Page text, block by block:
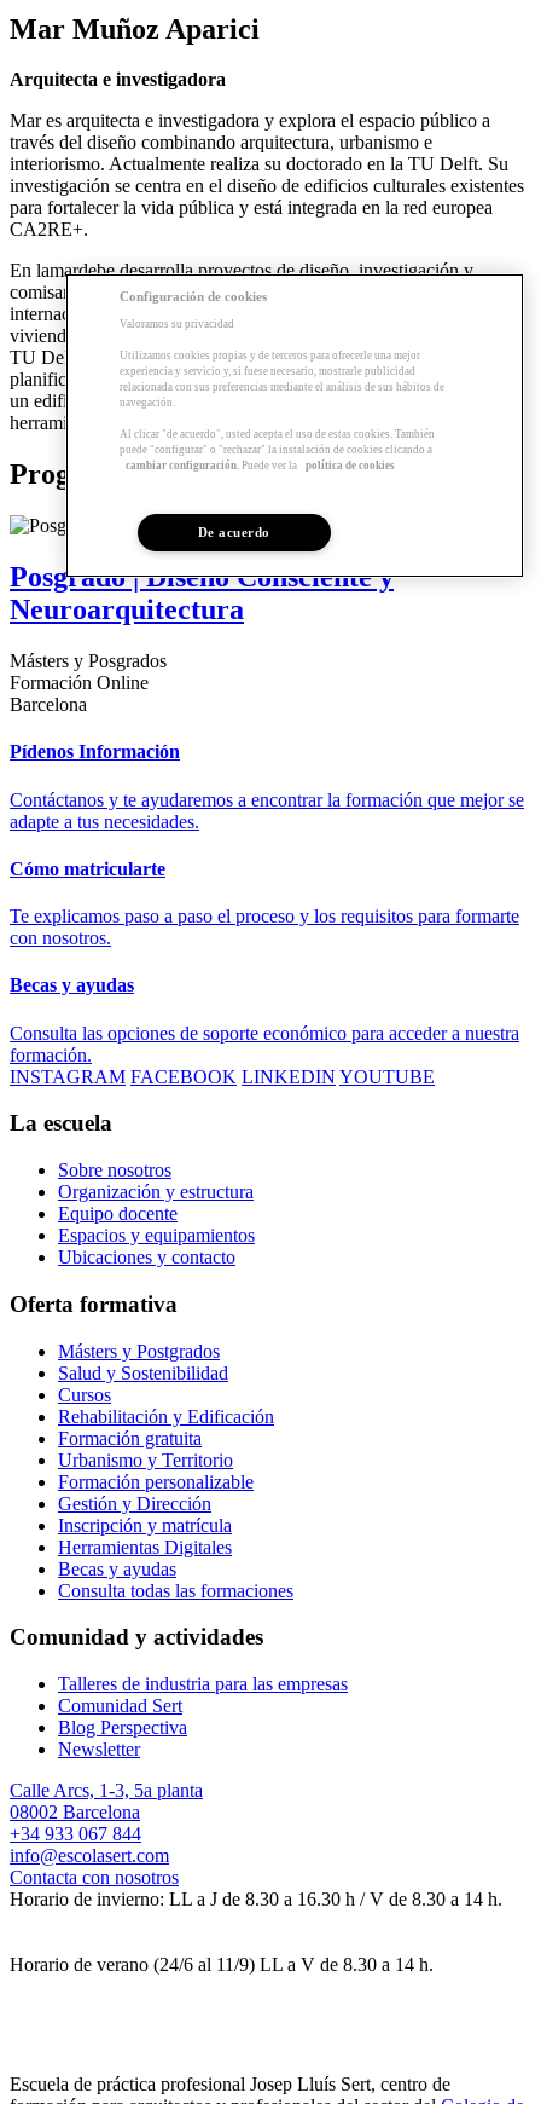
Mar Muñoz Aparici
Arquitecta e investigadora
Mar es arquitecta e investigadora y explora el espacio público a
través del diseño combinando arquitectura, urbanismo e
interiorismo. Actualmente realiza su doctorado en la TU Delft. Su
investigación se centra en el diseño de edificios culturales existentes
para fortalecer la vida pública y está integrada en la red europea
CA2RE+.
En lamardebe desarrolla proyectos de diseño, investigación y
comisariado. Ha trabajado en múltiples oficinas en proyectos
internacionales, desde el diseño de interiores hasta masterplan,
viviendas o edificios públicos. Tiene un máster de Arquitectura de
TU Delft, donde estudió el desarrollo sociopolítico de la
planificación turística en España durante el franquismo y se diseñó
un edificio público basado en la participación cívica como
herramienta para la regeneración urbana.
Programas relacionados
Posgrado | Diseño Consciente y
Neuroarquitectura
Másters y Posgrados
Formación Online
Barcelona
Pídenos Información
Contáctanos y te ayudaremos a encontrar la formación que mejor se
adapte a tus necesidades.
Cómo matricularte
Te explicamos paso a paso el proceso y los requisitos para formarte
con nosotros.
Becas y ayudas
Consulta las opciones de soporte económico para acceder a nuestra
formación.
INSTAGRAM FACEBOOK LINKEDIN YOUTUBE
La escuela
Sobre nosotros
Organización y estructura
Equipo docente
Espacios y equipamientos
Ubicaciones y contacto
Oferta formativa
Másters y Postgrados
Salud y Sostenibilidad
Cursos
Rehabilitación y Edificación
Formación gratuita
Urbanismo y Territorio
Formación personalizable
Gestión y Dirección
Inscripción y matrícula
Herramientas Digitales
Becas y ayudas
Consulta todas las formaciones
Comunidad y actividades
Talleres de industria para las empresas
Comunidad Sert
Blog Perspectiva
Newsletter
Calle Arcs, 1-3, 5a planta
08002 Barcelona
+34 933 067 844
info@escolasert.com
Contacta con nosotros
Horario de invierno: LL a J de 8.30 a 16.30 h / V de 8.30 a 14 h.
Horario de verano (24/6 al 11/9) LL a V de 8.30 a 14 h.
Escuela de práctica profesional Josep Lluís Sert, centro de
Configuración de cookies
Valoramos su privacidad
Utilizamos cookies propias y de terceros para ofrecerle una mejor
experiencia y servicio y, si fuese necesario, mostrarle publicidad
relacionada con sus preferencias mediante el análisis de sus hábitos de
navegación.
Al clicar "de acuerdo", usted acepta el uso de estas cookies. También
puede "configurar" o "rechazar" la instalación de cookies clicando a
cambiar configuración. Puede ver la política de cookies
De acuerdo